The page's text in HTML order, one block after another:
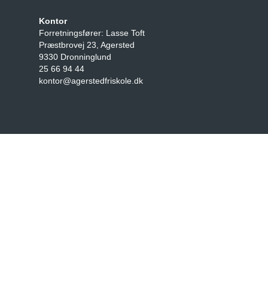
Kontor
Forretningsfører: Lasse Toft
Præstbrovej 23, Agersted
9330 Dronninglund
25 66 94 44
kontor@agerstedfriskole.dk